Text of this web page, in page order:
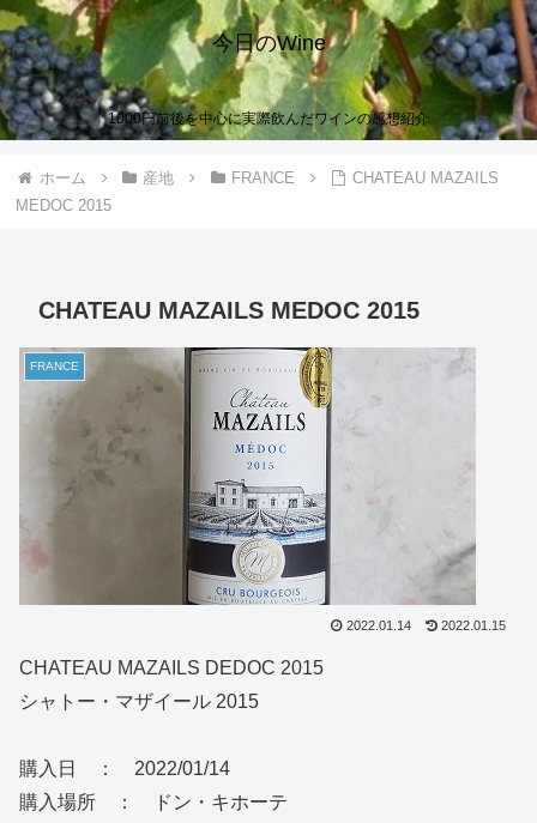
今日のWine
1000円前後を中心に実際飲んだワインの感想紹介
ホーム 産地 FRANCE
CHATEAU MAZAILS
MEDOC 2015
CHATEAU MAZAILS MEDOC 2015
FRANCE
2022.01.14 2022.01.15
CHATEAU MAZAILS DEDOC 2015
シャトー・マザイール 2015
購入日 ： 2022/01/14
購入場所 ： ドン・キホーテ